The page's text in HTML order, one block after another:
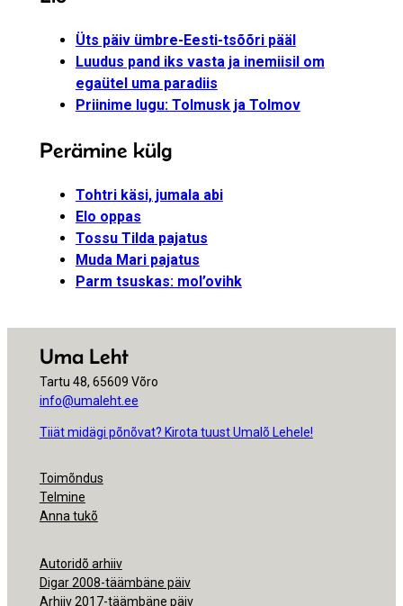
Üts päiv ümbre-Eesti-tsõõri pääl
Luudus pand iks vasta ja inemiisil om
egaütel uma paradiis
Priinime lugu: Tolmusk ja Tolmov
Perämine külg
Tohtri käsi, jumala abi
Elo oppas
Tossu Tilda pajatus
Muda Mari pajatus
Parm tsuskas: mol’ovihk
Uma Leht
Tartu 48, 65609 Võro
info@umaleht.ee
Tiiät midägi põnõvat? Kirota tuust Umalõ Lehele!
Toimõndus
Telmine
Anna tukõ
Autoridõ arhiiv
Digar 2008-täämbäne päiv
Arhiiv 2017-täämbäne päiv